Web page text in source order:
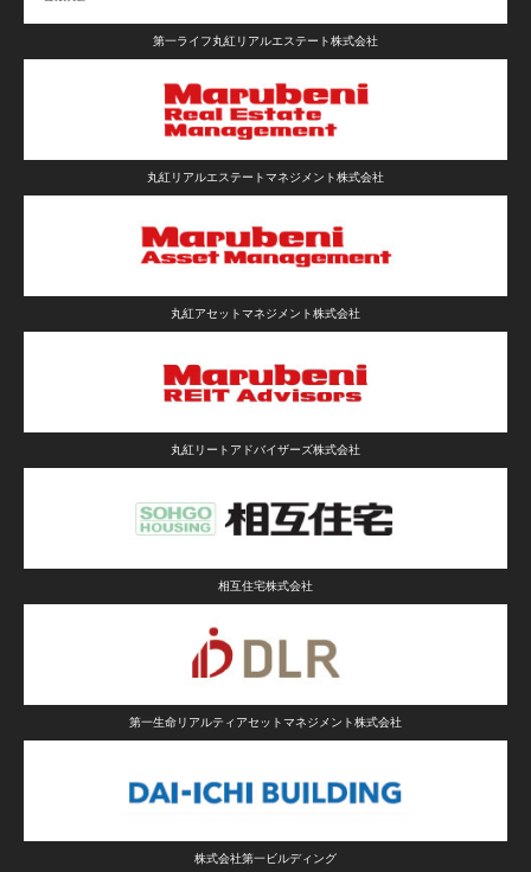
第一ライフ丸紅リアルエステート株式会社
丸紅リアルエステートマネジメント株式会社
丸紅アセットマネジメント株式会社
丸紅リートアドバイザーズ株式会社
相互住宅株式会社
第一生命リアルティアセットマネジメント株式会社
株式会社第一ビルディング